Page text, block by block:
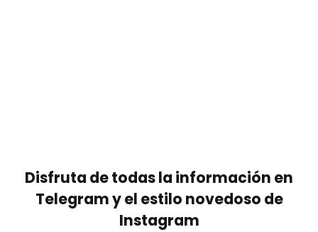
Disfruta de todas la información en
Telegram y el estilo novedoso de
Instagram